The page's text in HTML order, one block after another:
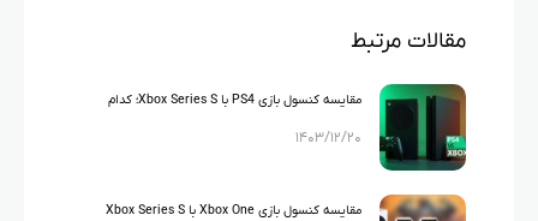
مقالات مرتبط
مقایسه کنسول بازی PS4 با Xbox Series S؛ کدام
کنسول ارزش خرید بیشتری دارد؟
۱۴۰۳/۱۲/۲۰
مقایسه کنسول بازی Xbox One با Xbox Series S